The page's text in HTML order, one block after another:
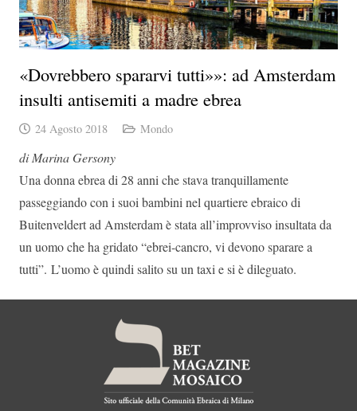
«Dovrebbero spararvi tutti»»: ad Amsterdam
insulti antisemiti a madre ebrea
24 Agosto 2018 Mondo
di Marina Gersony
Una donna ebrea di 28 anni che stava tranquillamente
passeggiando con i suoi bambini nel quartiere ebraico di
Buitenveldert ad Amsterdam è stata all’improvviso insultata da
un uomo che ha gridato “ebrei-cancro, vi devono sparare a
tutti”. L’uomo è quindi salito su un taxi e si è dileguato.